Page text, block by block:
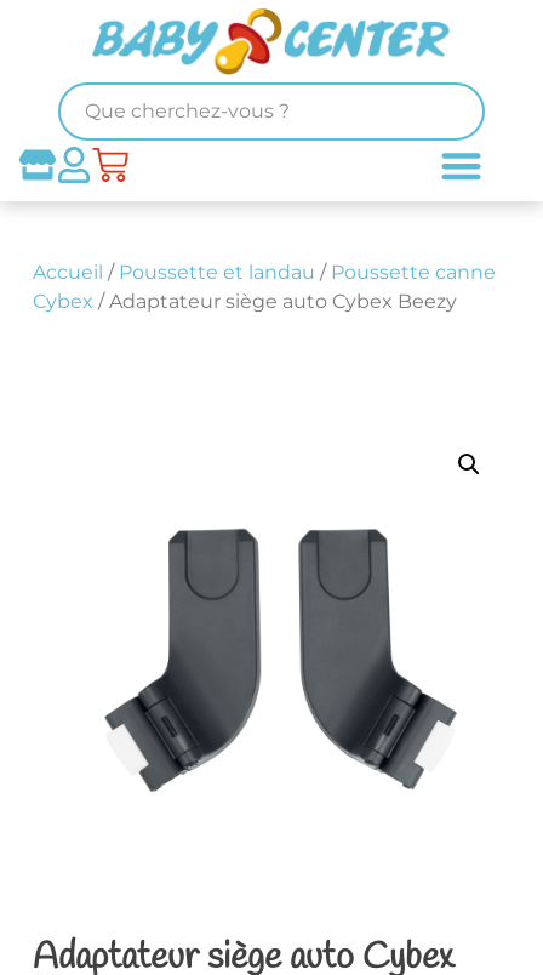
Accueil / Poussette et landau / Poussette canne
Cybex / Adaptateur siège auto Cybex Beezy
Adaptateur siège auto Cybex